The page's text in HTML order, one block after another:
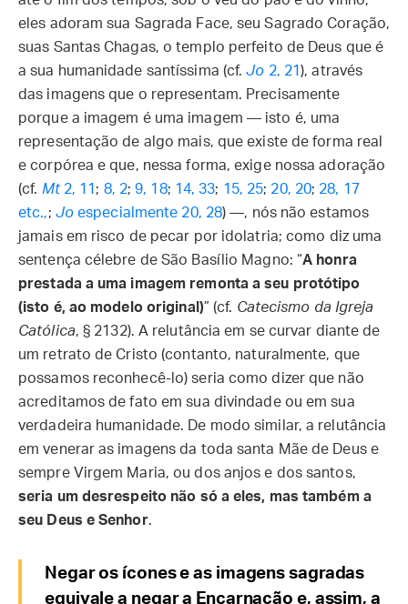
eles adoram sua Sagrada Face, seu Sagrado Coração,
suas Santas Chagas, o templo perfeito de Deus que é
a sua humanidade santíssima (cf.Jo 2, 21), através
das imagens que o representam. Precisamente
porque a imagem é uma imagem — isto é, uma
representação de algo mais, que existe de forma real
e corpórea e que, nessa forma, exige nossa adoração
(cf. Mt2, 11 ; 8, 2;9, 18; 14, 33; 15, 25; 20, 20; 28, 17
etc.,; Joespecialmente 20, 28) —, nós não estamos
jamais em risco de pecar por idolatria; como diz uma
sentença célebre de São Basílio Magno: “A honra
prestada a uma imagem remonta a seu protótipo
(isto é, ao modelo original)” (cf. Catecismo da Igreja
Católica, § 2132). A relutância em se curvar diante de
um retrato de Cristo (contanto, naturalmente, que
possamos reconhecê-lo) seria como dizer que não
acreditamos de fato em sua divindade ou em sua
verdadeira humanidade. De modo similar, a relutância
em venerar as imagens da toda santa Mãe de Deus e
sempre Virgem Maria, ou dos anjos e dos santos,
seria um desrespeito não só a eles, mas também a
seu Deus e Senhor.
Negar os ícones e as imagens sagradas
equivale a negar a Encarnação e, assim, a